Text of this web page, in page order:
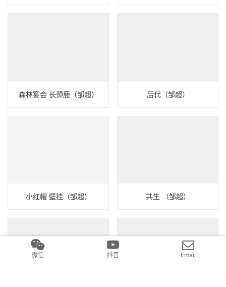
森林宴会 长颈鹿（邹超） 后代（邹超）
小红帽 壁挂（邹超） 共生 （邹超）
微信 抖音 Email